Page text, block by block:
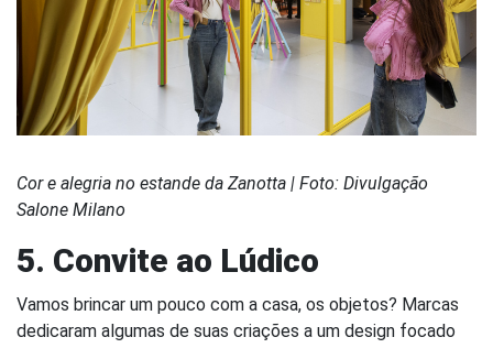
Cor e alegria no estande da Zanotta | Foto: Divulgação
Salone Milano
5. Convite ao Lúdico
Vamos brincar um pouco com a casa, os objetos? Marcas
dedicaram algumas de suas criações a um design focado